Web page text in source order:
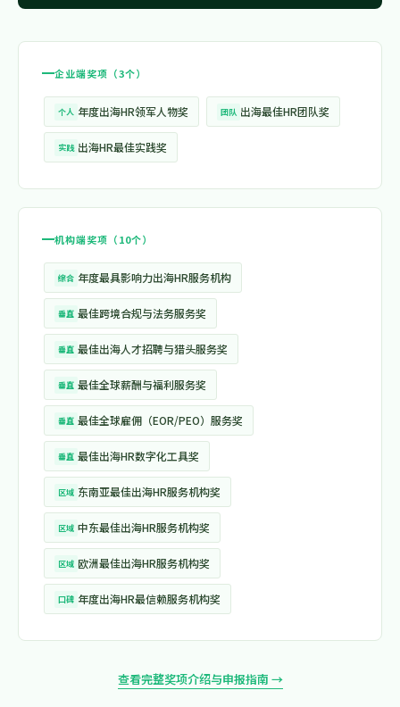
企业端奖项（3个）
个人 年度出海HR领军人物奖 团队 出海最佳HR团队奖
实践 出海HR最佳实践奖
机构端奖项（10个）
综合 年度最具影响力出海HR服务机构
垂直 最佳跨境合规与法务服务奖
垂直 最佳出海人才招聘与猎头服务奖
垂直 最佳全球薪酬与福利服务奖
垂直 最佳全球雇佣（EOR/PEO）服务奖
垂直 最佳出海HR数字化工具奖
区域 东南亚最佳出海HR服务机构奖
区域 中东最佳出海HR服务机构奖
区域 欧洲最佳出海HR服务机构奖
口碑 年度出海HR最信赖服务机构奖
查看完整奖项介绍与申报指南 →